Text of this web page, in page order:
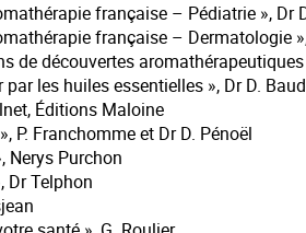
française – Pédiatrie », Dr
française – Dermatologie
de découvertes
les huiles essentielles », Dr D.
Éditions Maloine
P. Franchomme et Dr D. Pénoël
Nerys Purchon
Dr Telphon